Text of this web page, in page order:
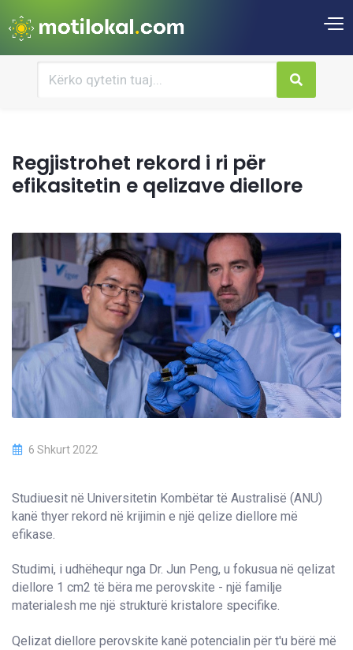
Regjistrohet rekord i ri për
efikasitetin e qelizave diellore
6 Shkurt 2022
Studiuesit në Universitetin Kombëtar të Australisë (ANU)
kanë thyer rekord në krijimin e një qelize diellore më
efikase.
Studimi, i udhëhequr nga Dr. Jun Peng, u fokusua në qelizat
diellore 1 cm2 të bëra me perovskite - një familje
materialesh me një strukturë kristalore specifike.
Qelizat diellore perovskite kanë potencialin për t'u bërë më